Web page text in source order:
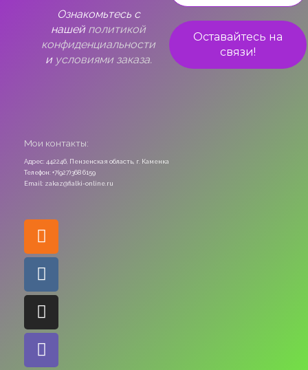
Ознакомьтесь с
нашей политикой
конфиденциальности
и условиями заказа.
Мои контакты:
Адрес: 442246, Пензенская область, г. Каменка
Телефон: +7(927)368 6159
Email: zakaz@fialki-online.ru
Odnoklassniki
Vk
Instagram
Viber
Whatsapp